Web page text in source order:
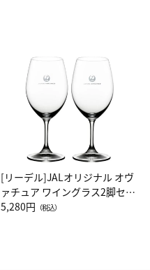
[リーデル]JALオリジナル オヴ
ァチュア ワイングラス2脚セッ
ト（レッドワイン）
5,280円 （税込）